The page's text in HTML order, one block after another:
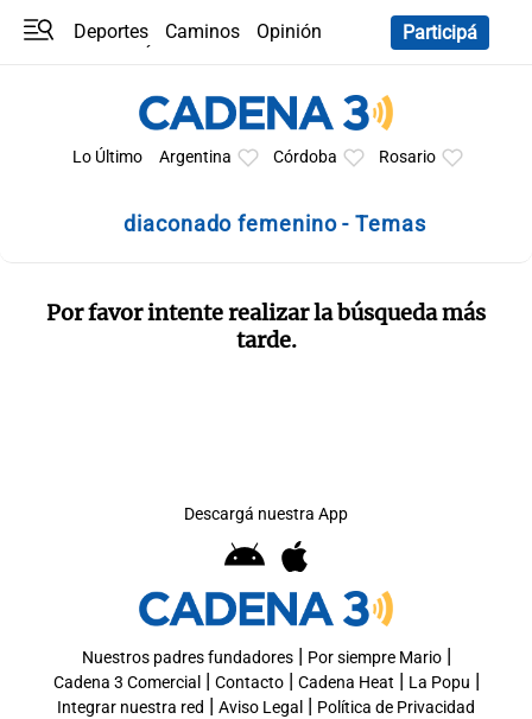
Deportes Caminos
Opinión
Participá
Lo Último Argentina Córdoba Rosario
diaconado femenino - Temas
Por favor intente realizar la búsqueda más
tarde.
Descargá nuestra App
Nuestros padres fundadores| Por siempre Mario|
Cadena 3 Comercial | Contacto| Cadena Heat | La Popu |
Integrar nuestra red | Aviso Legal | Política de Privacidad